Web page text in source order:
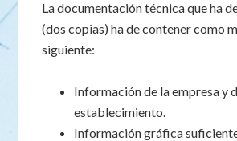
La documentación técnica que ha
(dos copias) ha de contener como
siguiente:
Información de la empresa y
establecimiento.
Información gráfica